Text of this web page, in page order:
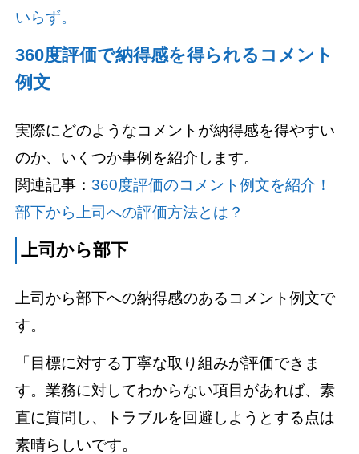
いらず。
360度評価で納得感を得られるコメント
例文
実際にどのようなコメントが納得感を得やすい
のか、いくつか事例を紹介します。
関連記事：360度評価のコメント例文を紹介！
部下から上司への評価方法とは？
上司から部下
上司から部下への納得感のあるコメント例文で
す。
「目標に対する丁寧な取り組みが評価できま
す。業務に対してわからない項目があれば、素
直に質問し、トラブルを回避しようとする点は
素晴らしいです。